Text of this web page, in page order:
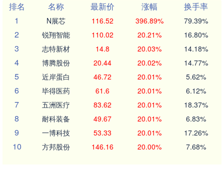
排名
名称 最新价 涨幅
换手率
1
N展芯 116.52 396.89% 79.39%
2 锐翔智能 110.02 20.21% 16.80%
3 志特新材 14.8 20.03% 14.18%
4 博腾股份 20.44 20.02% 14.77%
5 近岸蛋白 46.72 20.01% 5.62%
6 毕得医药 61.6 20.01% 6.12%
7 五洲医疗 83.62 20.01% 18.37%
8 耐科装备 49.67 20.01% 6.83%
9 一博科技 53.33 20.01% 17.26%
10 方邦股份 146.16 20.00% 7.68%